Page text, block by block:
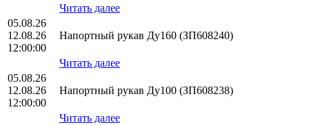
Читать далее
05.08.26
12.08.26
12:00:00
Напортный рукав Ду160 (ЗП608240)
Читать далее
05.08.26
12.08.26
12:00:00
Напортный рукав Ду100 (ЗП608238)
Читать далее